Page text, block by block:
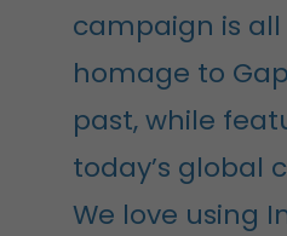
campaign is
homage to
past, while
today’s global
We love using